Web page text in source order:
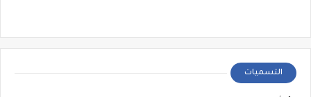
التسميات